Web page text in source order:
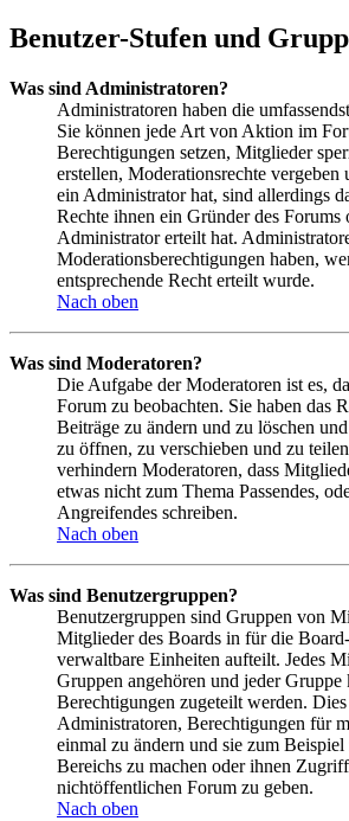
Benutzer-Stufen und
Was sind Administratoren?
Administratoren haben die
Sie können jede Art von Aktion im
Berechtigungen setzen, Mitglieder
erstellen, Moderationsrechte vergeben
ein Administrator hat, sind allerdings
Rechte ihnen ein Gründer des Forums
Administrator erteilt hat.
Moderationsberechtigungen haben,
entsprechende Recht erteilt wurde.
Nach oben
Was sind Moderatoren?
Die Aufgabe der Moderatoren ist es,
Forum zu beobachten. Sie haben das
Beiträge zu ändern und zu löschen
zu öffnen, zu verschieben und zu
verhindern Moderatoren, dass
etwas nicht zum Thema Passendes,
Angreifendes schreiben.
Nach oben
Was sind Benutzergruppen?
Benutzergruppen sind Gruppen von
Mitglieder des Boards in für die
verwaltbare Einheiten aufteilt. Jedes
Gruppen angehören und jeder Gruppe
Berechtigungen zugeteilt werden. Dies
Administratoren, Berechtigungen für
einmal zu ändern und sie zum
Bereichs zu machen oder ihnen
nichtöffentlichen Forum zu geben.
Nach oben